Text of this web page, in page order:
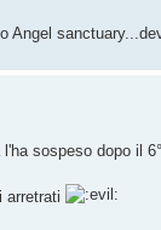
Angel
sospeso dopo il
arretrati